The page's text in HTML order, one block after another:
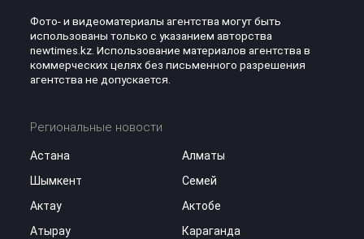
Фото- и видеоматериалы агентства могут быть
использованы только с указанием авторства
newtimes.kz. Использование материалов агентства в
коммерческих целях без письменного разрешения
агентства не допускается.
Региональные новости
Астана
Алматы
Шымкент
Семей
Актау
Актобе
Атырау
Караганда